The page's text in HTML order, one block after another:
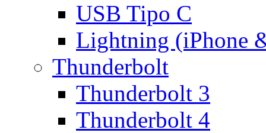
USB Tipo C
Lightning (iPhone
Thunderbolt
Thunderbolt 3
Thunderbolt 4